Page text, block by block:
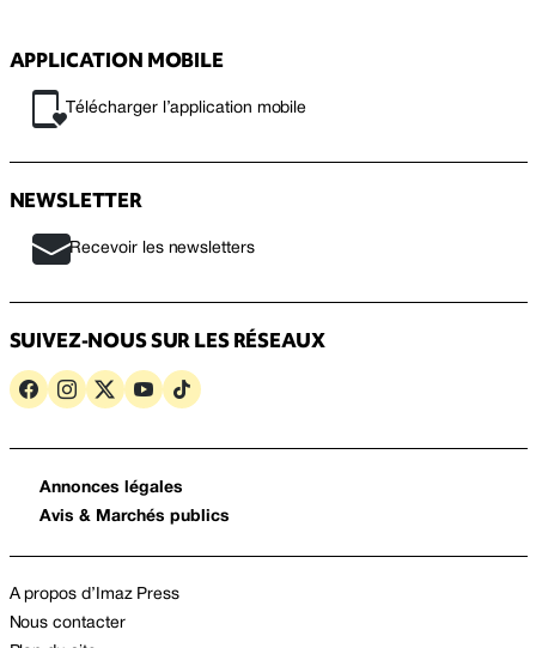
APPLICATION MOBILE
Télécharger l’application mobile
NEWSLETTER
Recevoir les newsletters
SUIVEZ-NOUS SUR LES RÉSEAUX
Annonces légales
Avis & Marchés publics
A propos d’Imaz Press
Nous contacter